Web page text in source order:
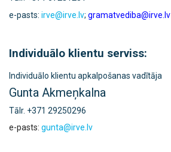
e-pasts: irve@irve.lv; gramatvediba@irve.lv
Individuālo klientu serviss:
Individuālo klientu apkalpošanas vadītāja
Gunta Akmeņkalna
Tālr. +371 29250296
e-pasts: gunta@irve.lv